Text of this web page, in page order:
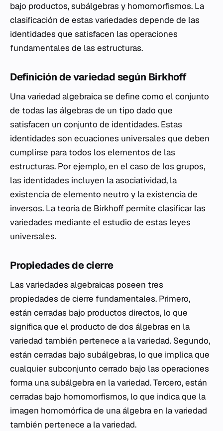
bajo productos, subálgebras y homomorfismos. La
clasificación de estas variedades depende de las
identidades que satisfacen las operaciones
fundamentales de las estructuras.
Definición de variedad según Birkhoff
Una variedad algebraica se define como el conjunto
de todas las álgebras de un tipo dado que
satisfacen un conjunto de identidades. Estas
identidades son ecuaciones universales que deben
cumplirse para todos los elementos de las
estructuras. Por ejemplo, en el caso de los grupos,
las identidades incluyen la asociatividad, la
existencia de elemento neutro y la existencia de
inversos. La teoría de Birkhoff permite clasificar las
variedades mediante el estudio de estas leyes
universales.
Propiedades de cierre
Las variedades algebraicas poseen tres
propiedades de cierre fundamentales. Primero,
están cerradas bajo productos directos, lo que
significa que el producto de dos álgebras en la
variedad también pertenece a la variedad. Segundo,
están cerradas bajo subálgebras, lo que implica que
cualquier subconjunto cerrado bajo las operaciones
forma una subálgebra en la variedad. Tercero, están
cerradas bajo homomorfismos, lo que indica que la
imagen homomórfica de una álgebra en la variedad
también pertenece a la variedad.